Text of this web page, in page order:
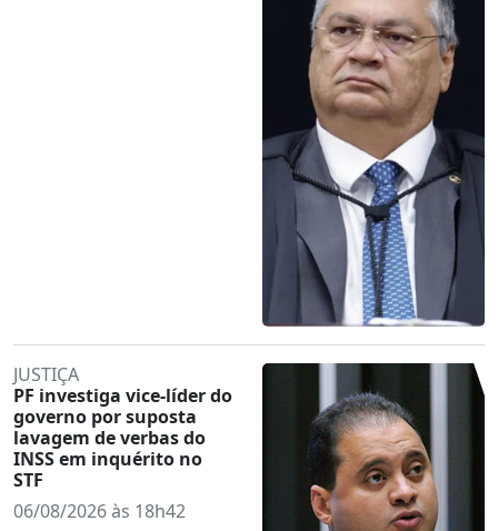
JUSTIÇA
PF investiga vice-líder do
governo por suposta
lavagem de verbas do
INSS em inquérito no
STF
06/08/2026 às 18h42